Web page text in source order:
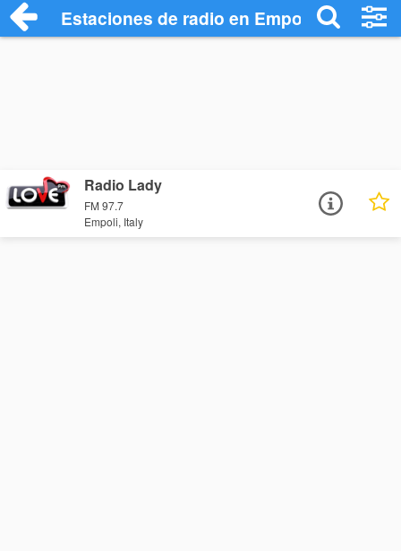
Estaciones de radio en Empoli -
Radio Lady
FM 97.7
Empoli, Italy